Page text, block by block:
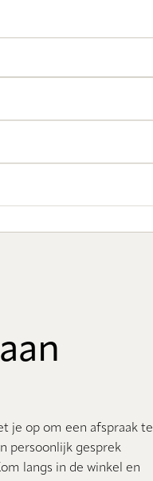
je op om een afspraak te
persoonlijk gesprek
langs in de winkel en